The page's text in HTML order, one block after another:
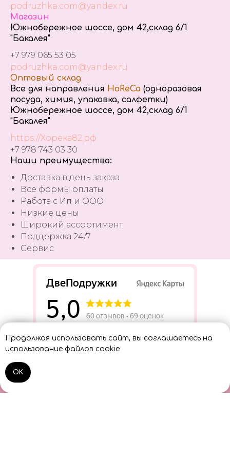
Home
podruzhka.com@yandex.ru
Магазин
Южнобережное шоссе, дом 42,склад 6/1
"Бакалея"
+7 979 065 53 05
podruzhka.com@yandex.ru
Оптовый склад
Все для направления HoReCa (одноразовая
посуда, химия, упаковка, салфетки)
Южнобережное шоссе, дом 42,склад 6/1
"Бакалея"
https://Хорека82.рф
+7 978 743 03 30
Наши преимущества:
Доставка в день заказа
Все формы оплаты
Работа с Ип и ООО
Низкие цены
Широкий ассортимент
Поддержка 24/7
Сервис
Продолжая использовать сайт, вы соглашаетесь на
использование файлов cookie
OK
Разработать сайт
Консультант